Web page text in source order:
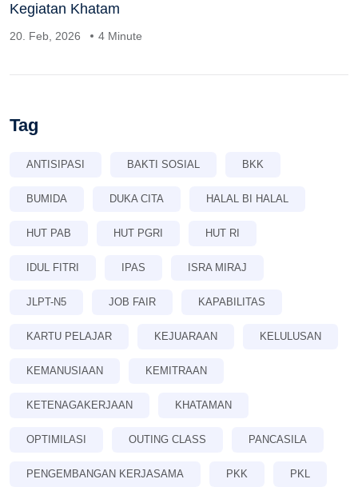
Kegiatan Khatam
20. Feb, 2026 4 Minute
Tag
ANTISIPASI BAKTI SOSIAL BKK
BUMIDA DUKA CITA HALAL BI HALAL
HUT PAB HUT PGRI HUT RI
IDUL FITRI IPAS ISRA MIRAJ
JLPT-N5 JOB FAIR KAPABILITAS
KARTU PELAJAR KEJUARAAN KELULUSAN
KEMANUSIAAN KEMITRAAN
KETENAGAKERJAAN KHATAMAN
OPTIMILASI OUTING CLASS PANCASILA
PENGEMBANGAN KERJASAMA PKK PKL